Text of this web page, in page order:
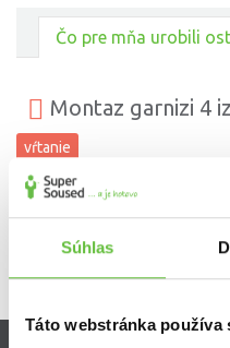
Súhlas
Táto webstránka používa
Čo pre mňa urobili
Montaz garnizi 4
vŕtanie